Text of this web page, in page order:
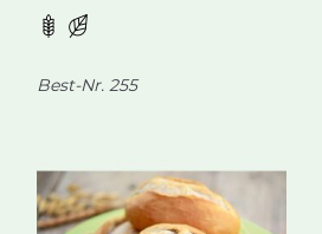
Streuseln - einzeln verpackt.
Best-Nr. 255